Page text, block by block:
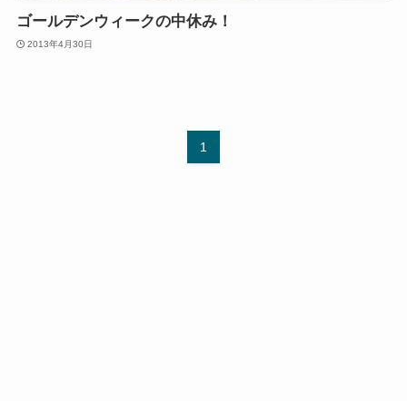
ゴールデンウィークの中休み！
2013年4月30日
1